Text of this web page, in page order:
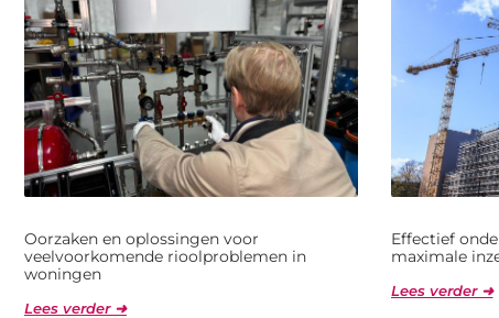
Oorzaken en oplossingen voor
veelvoorkomende rioolproblemen in
woningen
Lees verder ➜
Effectief
maximale
Lees verder ➜